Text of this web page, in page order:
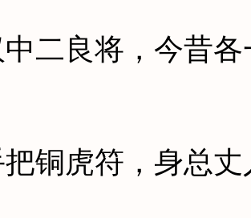
良将，今昔各
虎符，身总丈